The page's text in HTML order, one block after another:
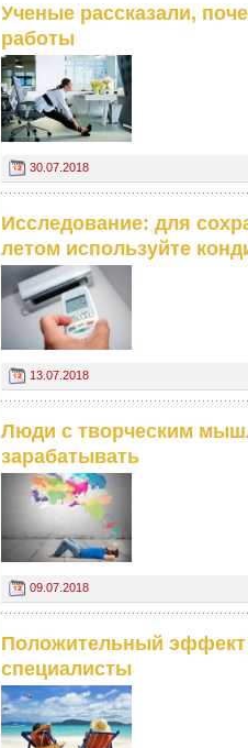
Ученые рассказали,
работы
30.07.2018
Исследование: для
летом используйте
13.07.2018
Люди с творческим
зарабатывать
09.07.2018
Положительный эффект
специалисты